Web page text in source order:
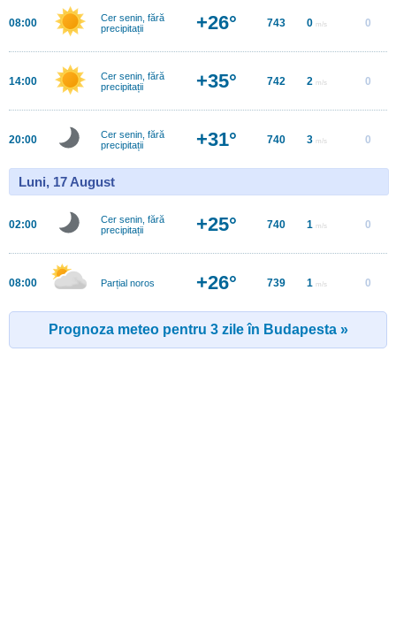
08:00
Cer senin, fără
precipitații
+26° 743 0 m/s 0
14:00
Cer senin, fără
precipitații
+35° 742 2 m/s 0
20:00
Cer senin, fără
precipitații
+31° 740 3 m/s 0
Luni, 17 August
02:00
Cer senin, fără
precipitații
+25° 740 1 m/s 0
08:00 Parțial noros +26° 739 1 m/s 0
Prognoza meteo pentru 3 zile în Budapesta »